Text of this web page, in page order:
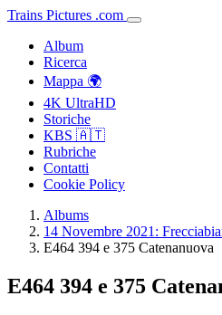
Trains Pictures .com
Album
Ricerca
Mappa 🌍
4K UltraHD
Storiche
KBS 🇦🇹
Rubriche
Contatti
Cookie Policy
Albums
14 Novembre 2021:
E464 394 e 375 Catenanuova
E464 394 e 375